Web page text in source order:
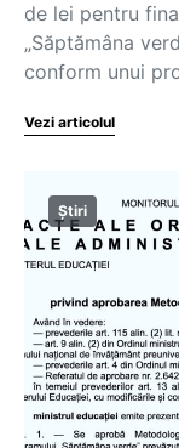
de lei pentru
„Săptămâna
conform unui
Vezi articolul
Știri